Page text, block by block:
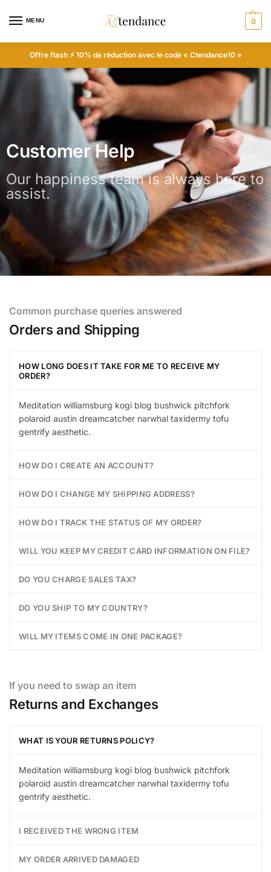
MENU 0
Offre flash ⚡ 10% de réduction avec le code « Ctendance10 »
Customer Help
Our happiness team is always here to
assist.
Common purchase queries answered
Orders and Shipping
HOW LONG DOES IT TAKE FOR ME TO RECEIVE MY
ORDER?
Meditation williamsburg kogi blog bushwick pitchfork
polaroid austin dreamcatcher narwhal taxidermy tofu
gentrify aesthetic.
HOW DO I CREATE AN ACCOUNT?
HOW DO I CHANGE MY SHIPPING ADDRESS?
HOW DO I TRACK THE STATUS OF MY ORDER?
WILL YOU KEEP MY CREDIT CARD INFORMATION ON FILE?
DO YOU CHARGE SALES TAX?
DO YOU SHIP TO MY COUNTRY?
WILL MY ITEMS COME IN ONE PACKAGE?
If you need to swap an item
Returns and Exchanges
WHAT IS YOUR RETURNS POLICY?
Meditation williamsburg kogi blog bushwick pitchfork
polaroid austin dreamcatcher narwhal taxidermy tofu
gentrify aesthetic.
I RECEIVED THE WRONG ITEM
MY ORDER ARRIVED DAMAGED